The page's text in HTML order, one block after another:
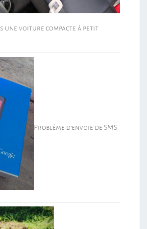
une voiture compacte à petit
Problème d’envoie de SMS